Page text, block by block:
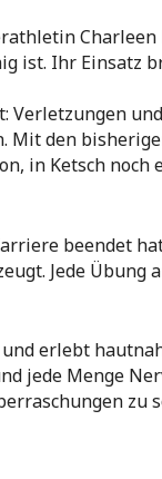
ist. Ihr Einsatz
den
in Ketsch
beendet
Jede
erlebt
jede Menge
zu